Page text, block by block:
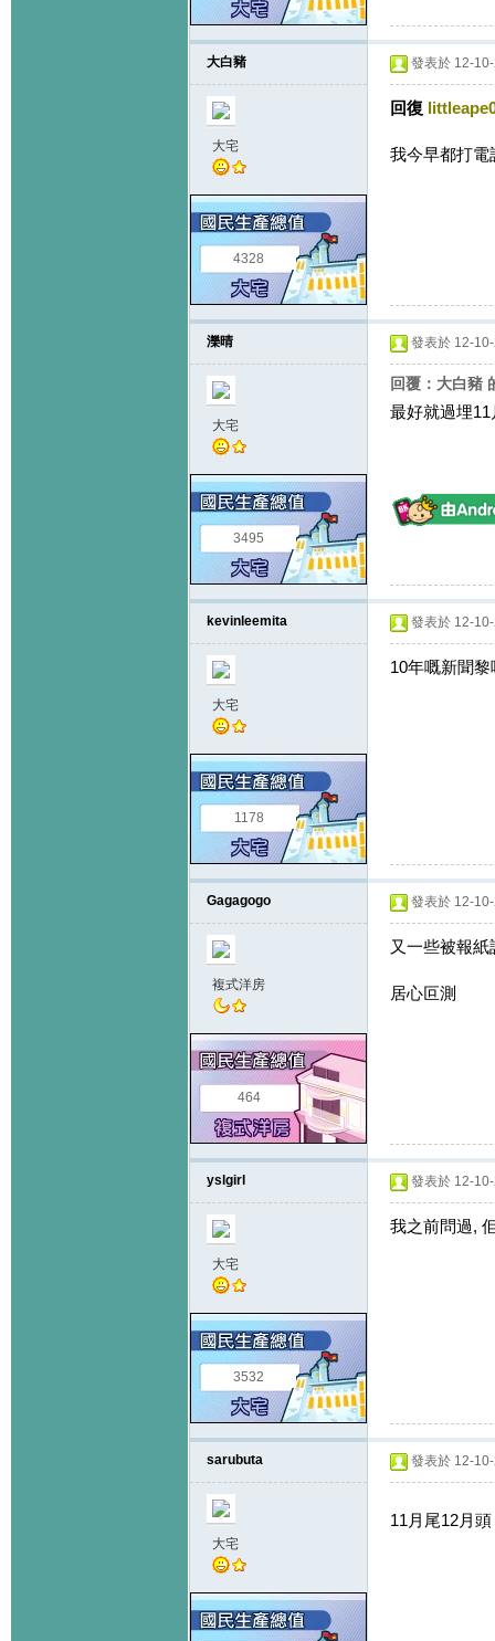
大白豬
大宅
4328
發表於 12-
回復
我今早都打電
濼晴
大宅
3495
發表於 12-
回覆：大白豬
最好就過埋
kevinleemita
大宅
1178
發表於 12-
10年嘅新聞黎
Gagagogo
複式洋房
464
發表於 12-
又一些被報
居心叵測
yslgirl
大宅
3532
發表於 12-
我之前問過,
sarubuta
大宅
發表於 12-
11月尾12月頭